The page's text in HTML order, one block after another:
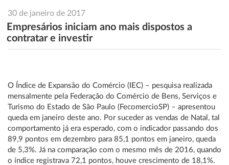
30 de janeiro de 2017
Empresários iniciam ano mais dispostos a
contratar e investir
O Índice de Expansão do Comércio (IEC) – pesquisa realizada
mensalmente pela Federação do Comércio de Bens, Serviços e
Turismo do Estado de São Paulo (FecomercioSP) – apresentou
queda em janeiro deste ano. Por suceder as vendas de Natal, tal
comportamento já era esperado, com o indicador passando dos
89,9 pontos em dezembro para 85,1 pontos em janeiro, queda
de 5,3%. Já na comparação com o mesmo mês de 2016, quando
o índice registrava 72,1 pontos, houve crescimento de 18,1%.